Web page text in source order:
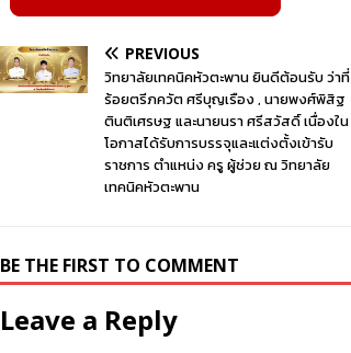
PREVIOUS
วิทยาลัยเทคนิคหัวตะพาน ยินดีต้อนรับ ว่าที่
ร้อยตรีภควัต ศรีบุญเรือง , นายพงศ์พิสิฐ
ตินติเศรษฐ และนายนรา ศรีสวัสดิ์ เนื่องใน
โอกาสได้รับการบรรจุและแต่งตั้งเข้ารับ
ราชการ ตำแหน่ง ครู ผู้ช่วย ณ วิทยาลัย
เทคนิคหัวตะพาน
BE THE FIRST TO COMMENT
Leave a Reply